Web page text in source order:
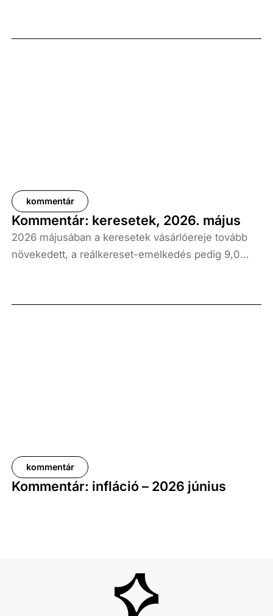
kommentár
Kommentár: keresetek, 2026. május
2026 májusában a keresetek vásárlóereje tovább
növekedett, a reálkereset-emelkedés pedig 9,0
százalékot, a nettóé 11,0 százalékot tett ki, emellett
kommentár
Kommentár: infláció – 2026 június